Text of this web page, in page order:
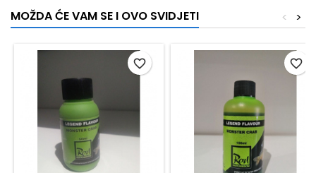
MOŽDA ĆE VAM SE I OVO SVIDJETI >
<
favorite_border favorite_border